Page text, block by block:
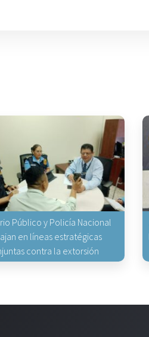
Público y Policía Nacional
en líneas estratégicas
contra la extorsión